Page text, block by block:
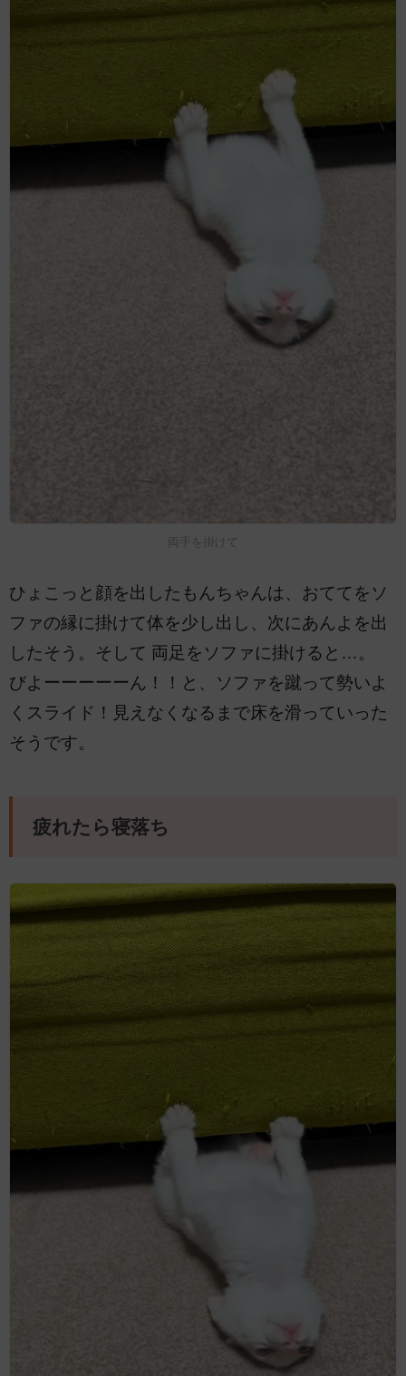
両手を掛けて
ひょこっと顔を出したもんちゃんは、おててをソ
ファの縁に掛けて体を少し出し、次にあんよを出
したそう。そして 両足をソファに掛けると…。
びよーーーーーん！！と、ソファを蹴って勢いよ
くスライド！見えなくなるまで床を滑っていった
そうです。
疲れたら寝落ち